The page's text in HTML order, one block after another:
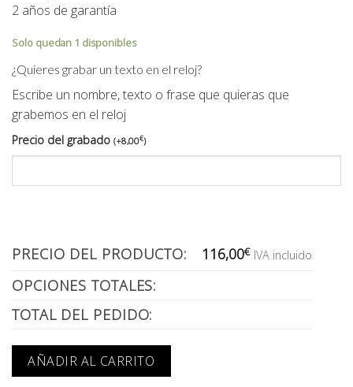
2 años de garantía
Solo quedan 1 disponibles
¿Quieres grabar un texto en el reloj?
Escribe un nombre, texto o frase que quieras que
grabemos en el reloj
Precio del grabado (+8,00€)
PRECIO DEL PRODUCTO: 116,00€ IVA incluido
OPCIONES TOTALES:
TOTAL DEL PEDIDO:
AÑADIR AL CARRITO